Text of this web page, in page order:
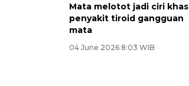
Mata melotot jadi ciri khas
penyakit tiroid gangguan
mata
04 June 2026 8:03 WIB